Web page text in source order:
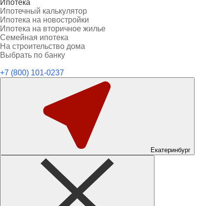
Ипотека
Ипотечный калькулятор
Ипотека на новостройки
Ипотека на вторичное жилье
Семейная ипотека
На строительство дома
Выбрать по банку
+7 (800) 101-0237
Екатеринбург